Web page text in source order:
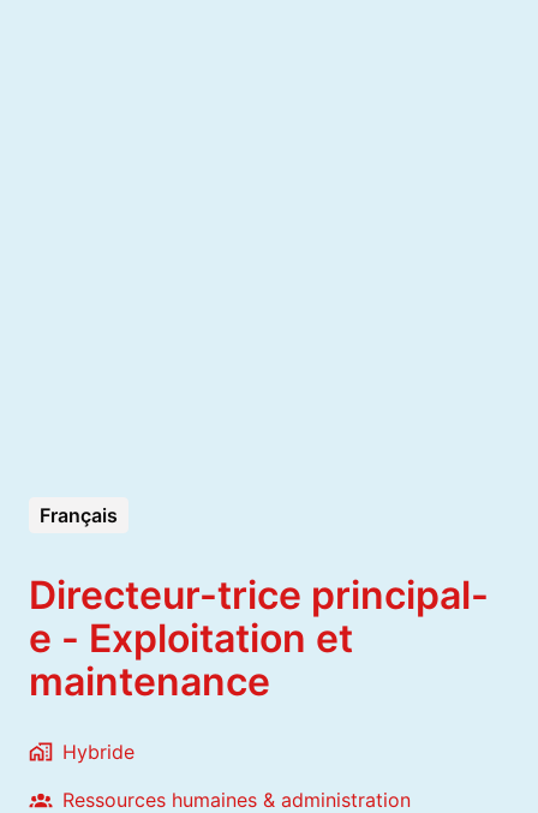
Français
Directeur-trice principal-
e - Exploitation et
maintenance
Hybride
Ressources humaines & administration